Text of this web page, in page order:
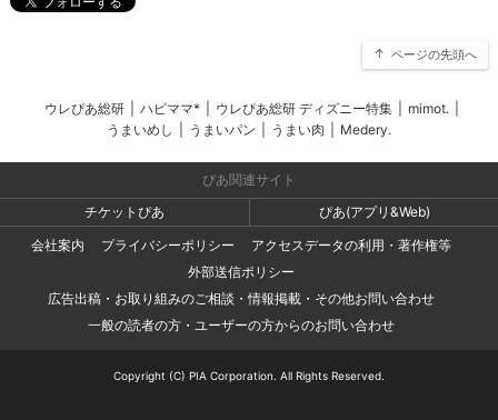
ページの先頭へ
ウレぴあ総研 ハピママ* ウレぴあ総研 ディズニー特集 mimot.
うまいめし
うまいパン うまい肉 Medery.
ぴあ関連サイト
チケットぴあ
ぴあ(アプリ&Web)
会社案内
プライバシーポリシー
アクセスデータの利用・著作権等
外部送信ポリシー
広告出稿・お取り組みのご相談・情報掲載・その他お問い合わせ
一般の読者の方・ユーザーの方からのお問い合わせ
Copyright (C) PIA Corporation. All Rights Reserved.